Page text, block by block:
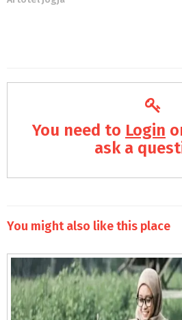
You need to Login
ask a
You might also like this place